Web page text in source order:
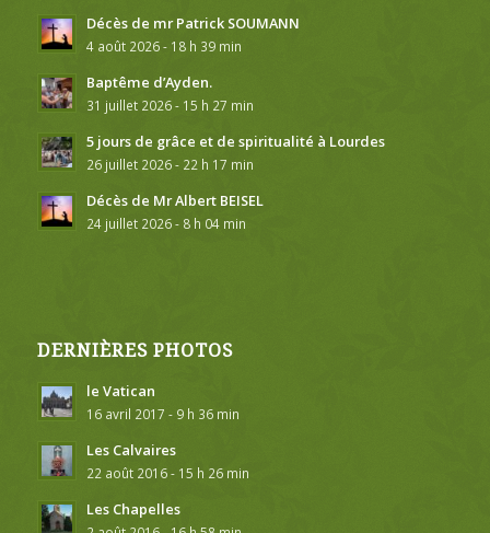
Décès de mr Patrick SOUMANN
4 août 2026 - 18 h 39 min
Baptême d’Ayden.
31 juillet 2026 - 15 h 27 min
5 jours de grâce et de spiritualité à Lourdes
26 juillet 2026 - 22 h 17 min
Décès de Mr Albert BEISEL
24 juillet 2026 - 8 h 04 min
DERNIÈRES PHOTOS
le Vatican
16 avril 2017 - 9 h 36 min
Les Calvaires
22 août 2016 - 15 h 26 min
Les Chapelles